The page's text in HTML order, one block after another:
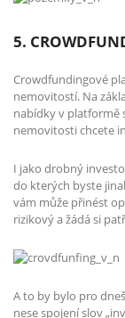
5.
Crowdfundingové
nemovitostí. Na
nabídky v platformě
nemovitosti chcete
I jako drobný
do kterých byste
vám může přinést
rizikový a žádá si
A to by bylo pro
nese spojení slov